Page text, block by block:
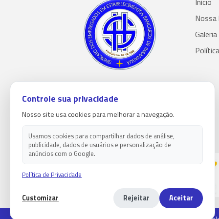
Controle sua privacidade
Nosso site usa cookies para melhorar a navegação.
Usamos cookies para compartilhar dados de análise,
publicidade, dados de usuários e personalização de
anúncios com o Google.
Política de Privacidade
Customizar Rejeitar Aceitar